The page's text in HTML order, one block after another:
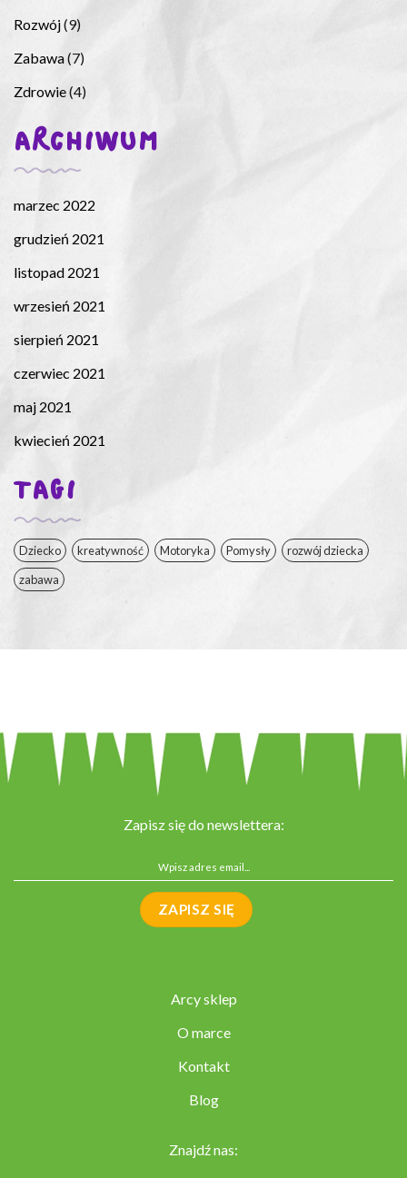
Rozwój(9)
Zabawa(7)
Zdrowie(4)
ARCHIWUM
marzec 2022
grudzień 2021
listopad 2021
wrzesień 2021
sierpień 2021
czerwiec 2021
maj 2021
kwiecień 2021
TAGI
Dziecko kreatywność Motoryka Pomysły
rozwój dziecka
zabawa
Zapisz się do newslettera:
Arcy sklep
O marce
Kontakt
Blog
Znajdź nas: